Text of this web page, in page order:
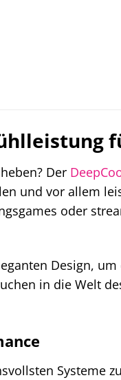
Der
und vor allem
oder
Design,
in die Welt
Systeme